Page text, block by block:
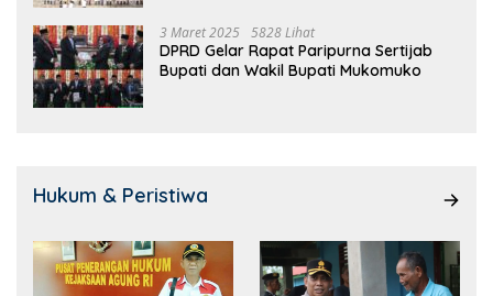
3 Maret 2025 5828 Lihat
DPRD Gelar Rapat Paripurna Sertijab
Bupati dan Wakil Bupati Mukomuko
Hukum & Peristiwa